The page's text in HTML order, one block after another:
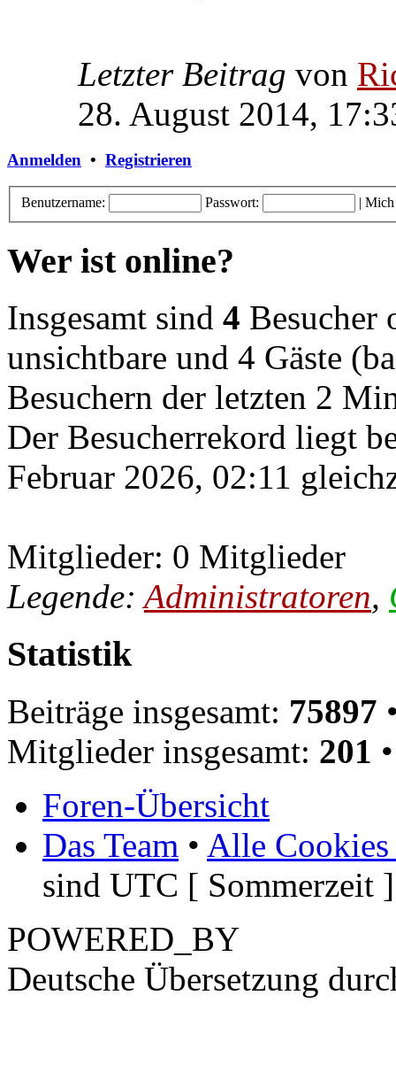
Letzter Beitrag von
28. August 2014,
Anmelden • Registrieren
Benutzername: Passwort: | Mich
Wer ist online?
Insgesamt sind 4 Besucher
unsichtbare und 4 Gäste
Besuchern der letzten 2
Der Besucherrekord liegt
Februar 2026, 02:11
Mitglieder: 0 Mitglieder
Legende:Administratoren,
Statistik
Beiträge insgesamt: 75897
Mitglieder insgesamt: 201
Foren-Übersicht
Das Team • Alle Cookies
sind UTC [ Sommerzeit ]
POWERED_BY
Deutsche Übersetzung